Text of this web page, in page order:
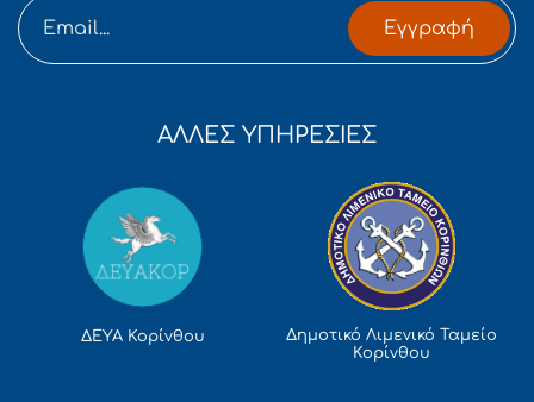
Εγγραφή
ΑΛΛΕΣ ΥΠΗΡΕΣΙΕΣ
ΔΕΥΑ Κορίνθου
Δημοτικό Λιμενικό Ταμείο
Κορίνθου